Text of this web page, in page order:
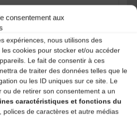
consentement aux
expériences, nous utilisons des
cookies pour stocker et/ou accéder
Le fait de consentir à ces
de traiter des données telles que le
ou les ID uniques sur ce site. Le
ou de retirer son consentement a un
caractéristiques et fonctions du
polices de caractères et autre médias
and site URL in my browser for next